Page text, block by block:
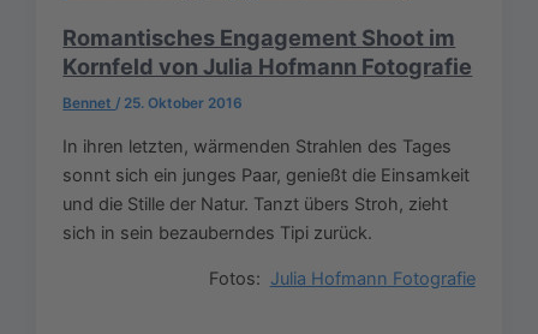
Romantisches Engagement Shoot im
Kornfeld von Julia Hofmann Fotografie
Bennet/ 25. Oktober 2016
In ihren letzten, wärmenden Strahlen des Tages
sonnt sich ein junges Paar, genießt die Einsamkeit
und die Stille der Natur. Tanzt übers Stroh, zieht
sich in sein bezauberndes Tipi zurück.
Fotos: Julia Hofmann Fotografie